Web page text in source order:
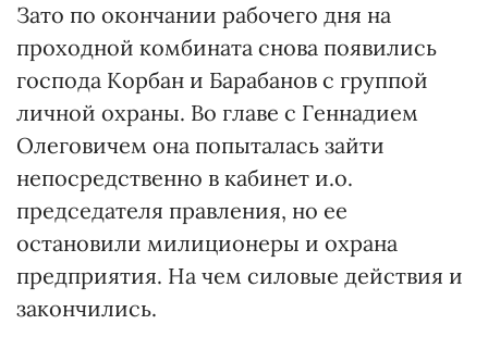
Зато по окончании рабочего дня на
проходной комбината снова появились
господа Корбан и Барабанов с группой
личной охраны. Во главе с Геннадием
Олеговичем она попыталась зайти
непосредственно в кабинет и.о.
председателя правления, но ее
остановили милиционеры и охрана
предприятия. На чем силовые действия и
закончились.